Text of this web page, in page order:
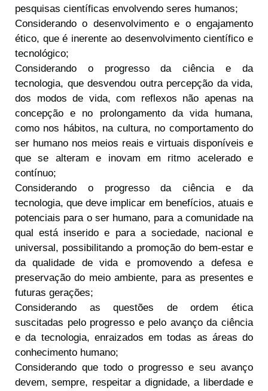
pesquisas científicas envolvendo seres humanos;
Considerando o desenvolvimento e o engajamento
ético, que é inerente ao desenvolvimento científico e
tecnológico;
Considerando o progresso da ciência e da
tecnologia, que desvendou outra percepção da vida,
dos modos de vida, com reflexos não apenas na
concepção e no prolongamento da vida humana,
como nos hábitos, na cultura, no comportamento do
ser humano nos meios reais e virtuais disponíveis e
que se alteram e inovam em ritmo acelerado e
contínuo;
Considerando o progresso da ciência e da
tecnologia, que deve implicar em benefícios, atuais e
potenciais para o ser humano, para a comunidade na
qual está inserido e para a sociedade, nacional e
universal, possibilitando a promoção do bem-estar e
da qualidade de vida e promovendo a defesa e
preservação do meio ambiente, para as presentes e
futuras gerações;
Considerando as questões de ordem ética
suscitadas pelo progresso e pelo avanço da ciência
e da tecnologia, enraizados em todas as áreas do
conhecimento humano;
Considerando que todo o progresso e seu avanço
devem, sempre, respeitar a dignidade, a liberdade e